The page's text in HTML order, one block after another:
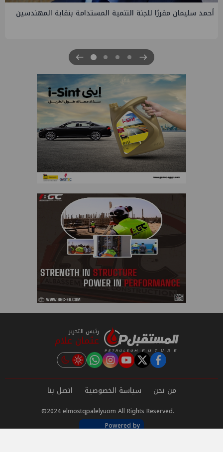
أحمد سليمان مقررًا للجنة التنمية المستدامة بنقابة المهندسين
رئيس التحرير
عثمان علام
facebook
twitter
youtube
instagram
tiktok
من نحن سياسة الخصوصية اتصل بنا
©2024 elmostqpalelyuom All Rights Reserved.
Powered by